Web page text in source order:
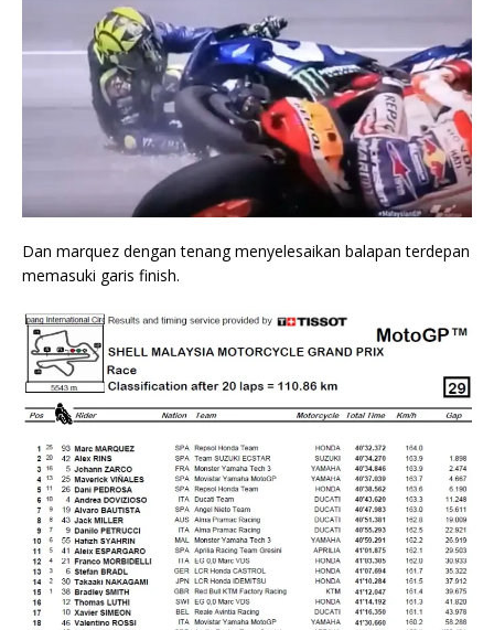
Dan marquez dengan tenang menyelesaikan balapan terdepan
memasuki garis finish.